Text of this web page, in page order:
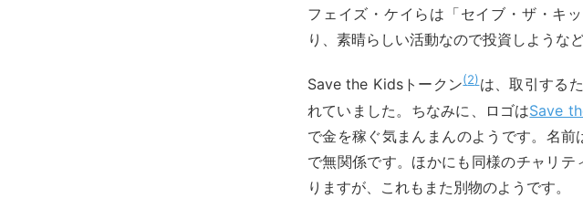
フェイズ・ケイらは「セイブ・ザ・キ
り、素晴らしい活動なので投資しような
Save the Kidsトークン 2 は、取引する
れていました。ちなみに、ロゴはSave
で金を稼ぐ気まんまんのようです。名前
で無関係です。ほかにも同様のチャリテ
りますが、これもまた別物のようです。